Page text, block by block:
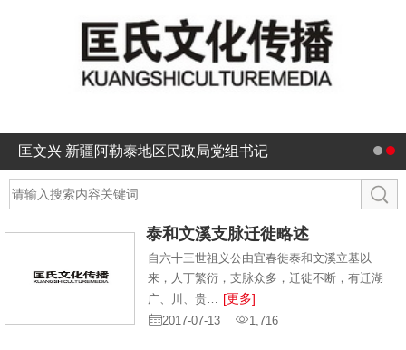
匡文兴 新疆阿勒泰地区民政局党组书记
泰和文溪支脉迁徙略述
自六十三世祖义公由宜春徙泰和文溪立基以
来，人丁繁衍，支脉众多，迁徙不断，有迁湖
广、川、贵…
[更多]
2017-07-13 1,716